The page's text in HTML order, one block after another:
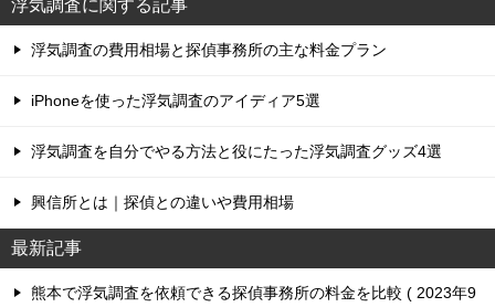
浮気調査に関する記事
浮気調査の費用相場と探偵事務所の主な料金プラン
iPhoneを使った浮気調査のアイディア5選
浮気調査を自分でやる方法と役にたった浮気調査グッズ4選
興信所とは｜探偵との違いや費用相場
最新記事
熊本で浮気調査を依頼できる探偵事務所の料金を比較
2023年9